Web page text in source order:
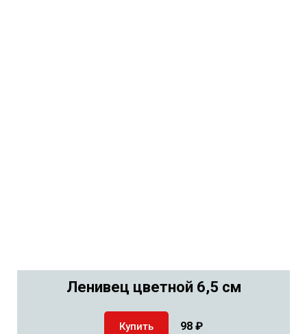
Ленивец цветной 6,5 см
Купить 98 ₽